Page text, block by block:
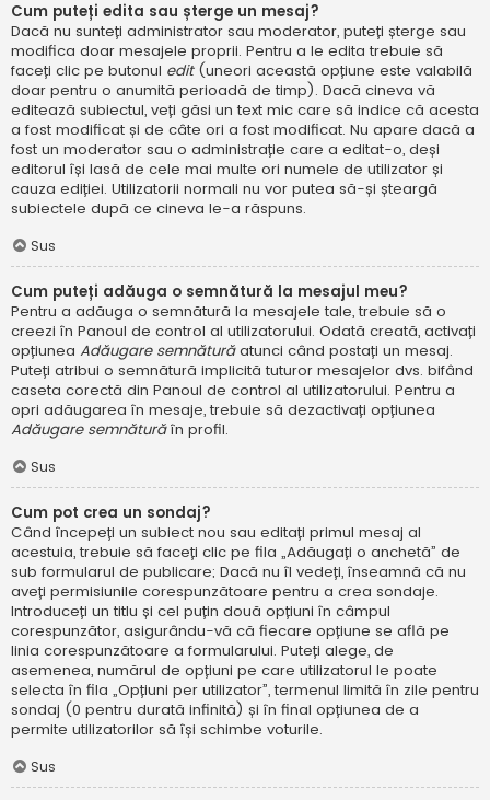
Cum puteți edita sau șterge un mesaj?
Dacă nu sunteți administrator sau moderator, puteți șterge sau
modifica doar mesajele proprii. Pentru a le edita trebuie să
faceți clic pe butonul edit (uneori această opțiune este valabilă
doar pentru o anumită perioadă de timp). Dacă cineva vă
editează subiectul, veți găsi un text mic care să indice că acesta
a fost modificat și de câte ori a fost modificat. Nu apare dacă a
fost un moderator sau o administrație care a editat-o, deși
editorul își lasă de cele mai multe ori numele de utilizator și
cauza ediției. Utilizatorii normali nu vor putea să-și șteargă
subiectele după ce cineva le-a răspuns.
Sus
Cum puteți adăuga o semnătură la mesajul meu?
Pentru a adăuga o semnătură la mesajele tale, trebuie să o
creezi în Panoul de control al utilizatorului. Odată creată, activați
opțiunea Adăugare semnăturăatunci când postați un mesaj.
Puteți atribui o semnătură implicită tuturor mesajelor dvs. bifând
caseta corectă din Panoul de control al utilizatorului. Pentru a
opri adăugarea în mesaje, trebuie să dezactivați opțiunea
Adăugare semnăturăîn profil.
Sus
Cum pot crea un sondaj?
Când începeți un subiect nou sau editați primul mesaj al
acestuia, trebuie să faceți clic pe fila „Adăugați o anchetă” de
sub formularul de publicare; Dacă nu îl vedeți, înseamnă că nu
aveți permisiunile corespunzătoare pentru a crea sondaje.
Introduceți un titlu și cel puțin două opțiuni în câmpul
corespunzător, asigurându-vă că fiecare opțiune se află pe
linia corespunzătoare a formularului. Puteți alege, de
asemenea, numărul de opțiuni pe care utilizatorul le poate
selecta în fila „Opțiuni per utilizator”, termenul limită în zile pentru
sondaj (0 pentru durată infinită) și în final opțiunea de a
permite utilizatorilor să își schimbe voturile.
Sus